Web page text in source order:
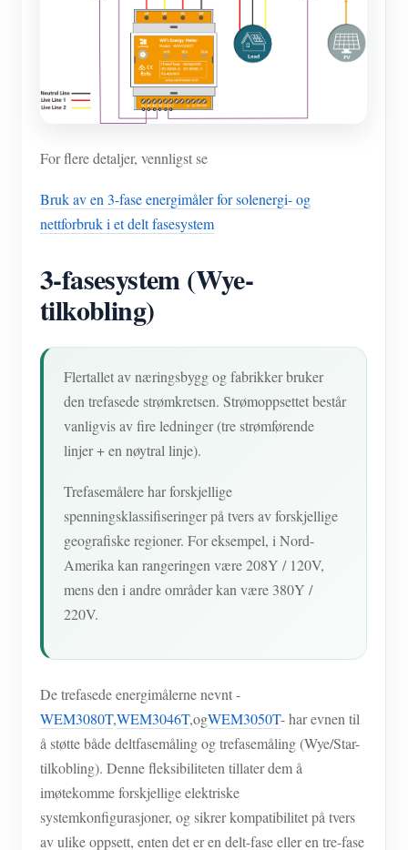
For flere detaljer, vennligst se
Bruk av en 3-fase energimåler for solenergi- og
nettforbruk i et delt fasesystem
3-fasesystem (Wye-
tilkobling)
Flertallet av næringsbygg og fabrikker bruker
den trefasede strømkretsen. Strømoppsettet består
vanligvis av fire ledninger (tre strømførende
linjer + en nøytral linje).
Trefasemålere har forskjellige
spenningsklassifiseringer på tvers av forskjellige
geografiske regioner. For eksempel, i Nord-
Amerika kan rangeringen være 208Y / 120V,
mens den i andre områder kan være 380Y /
220V.
De trefasede energimålerne nevnt -
WEM3080T,WEM3046T,ogWEM3050T- har evnen til
å støtte både deltfasemåling og trefasemåling (Wye/Star-
tilkobling). Denne fleksibiliteten tillater dem å
imøtekomme forskjellige elektriske
systemkonfigurasjoner, og sikrer kompatibilitet på tvers
av ulike oppsett, enten det er en delt-fase eller en tre-fase